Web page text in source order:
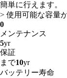
簡単に行えます。
> 使用可能な容量
0
メンテナンス
5yr
保証
まで10yr
バッテリー寿命